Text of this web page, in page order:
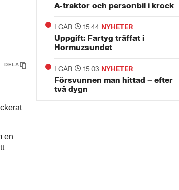
DELA
en
A-traktor och personbil i krock
I GÅR 15.44 NYHETER
Uppgift: Fartyg träffat i
Hormuzsundet
I GÅR 15.03 NYHETER
Försvunnen man hittad – efter
två dygn